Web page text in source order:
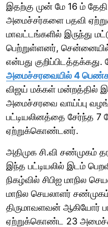
இதற்கு முன் மே 16 ம்
அமைச்சர்களை பதவி
மாவட்டங்களில் இருந்து
பெற்றுள்ளனர்,
என்பது
அமைச்சரவையில் 4
விஜய் மக்கள் மன்றத்தில்
அமைச்சரவை வாய்ப்பு
பட்டியலினத்தை சேர்ந்த 7
ஏற்றுக்கொண்டனர்.
அதிமுக சி.வி சண்முகம்
இந்த பட்டியலில் இடம்
நிகழ்வில் சிபிஐ மாநில
மாநில செயலாளர்
திருமாவளவன் ஆகியோர்
ஏற்றுக்கொண்ட 23